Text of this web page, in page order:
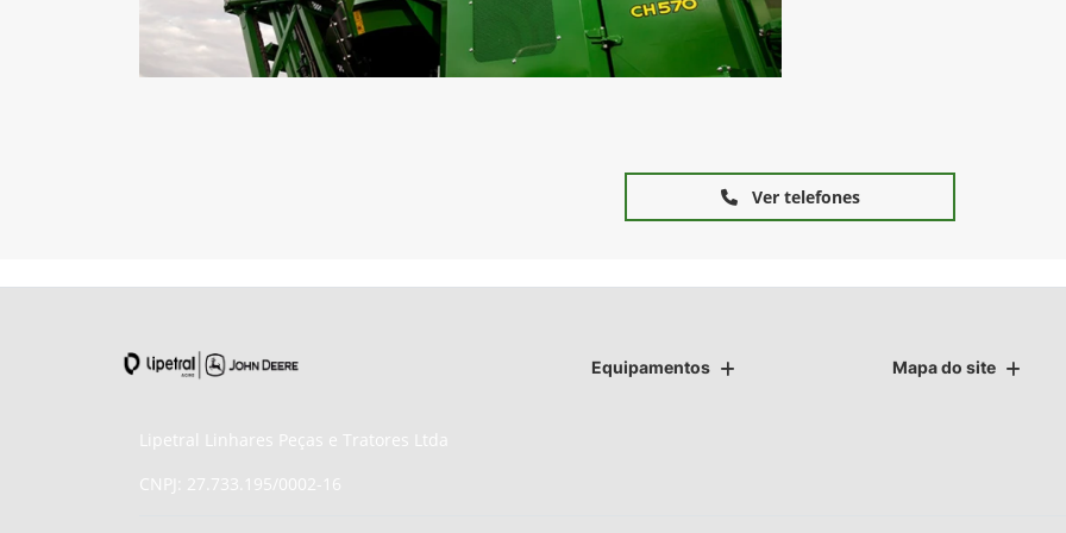
Ver telefones
Equipamentos Mapa do site
Lipetral Linhares Peças e Tratores Ltda
CNPJ: 27.733.195/0002-16